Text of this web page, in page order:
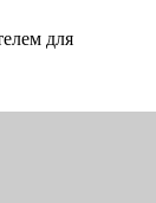
для